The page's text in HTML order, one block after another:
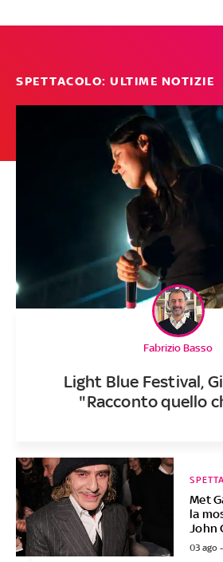
SPETTACOLO: ULTIME NOTIZIE
Light Blue Festival,
"Racconto quello
Fabrizio Basso
Met
la
John
03 ago